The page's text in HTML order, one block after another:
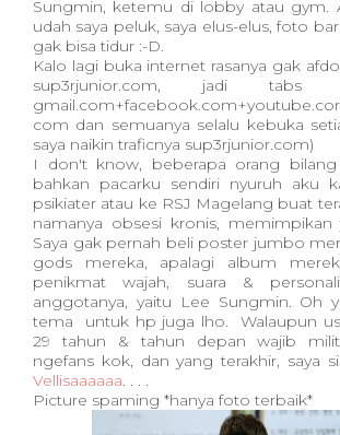
Sungmin, ketemu di lobby atau gym.
udah saya peluk, saya elus-elus, foto
gak bisa tidur :-D.
Kalo lagi buka internet rasanya gak
sup3rjunior.com, jadi tabs
com dan semuanya selalu kebuka
saya naikin traficnya sup3rjunior.com)
I don't know, beberapa orang bilang
bahkan pacarku sendiri nyuruh aku
psikiater atau ke RSJ Magelang buat
namanya obsesi kronis, memimpikan
Saya gak pernah beli poster jumbo
gods mereka, apalagi album
penikmat wajah, suara &
anggotanya, yaitu Lee Sungmin. Oh
tema untuk hp juga lho. Walaupun
29 tahun & tahun depan wajib
ngefans kok, dan yang terakhir, saya
Vellisaaaaaa. . . .
Picture spaming *hanya foto terbaik*